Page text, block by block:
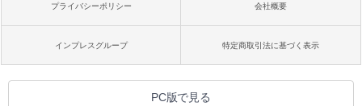
プライバシーポリシー 会社概要
インプレスグループ 特定商取引法に基づく表示
PC版で見る